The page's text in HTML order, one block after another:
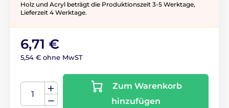
Holz und Acryl beträgt die Produktionszeit 3-5 ​​Werktage,
Lieferzeit 4 Werktage.
6,71 €
5,54 € ohne MwST
Zum Warenkorb
hinzufügen